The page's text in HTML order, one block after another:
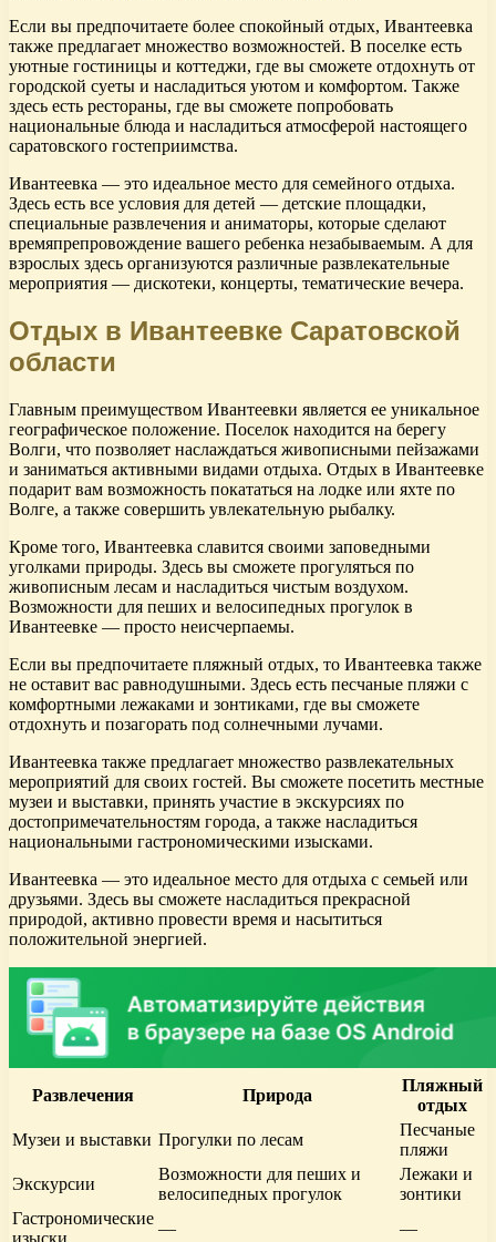
Если вы предпочитаете более спокойный отдых, Ивантеевка
также предлагает множество возможностей. В поселке есть
уютные гостиницы и коттеджи, где вы сможете отдохнуть от
городской суеты и насладиться уютом и комфортом. Также
здесь есть рестораны, где вы сможете попробовать
национальные блюда и насладиться атмосферой настоящего
саратовского гостеприимства.
Ивантеевка — это идеальное место для семейного отдыха.
Здесь есть все условия для детей — детские площадки,
специальные развлечения и аниматоры, которые сделают
времяпрепровождение вашего ребенка незабываемым. А для
взрослых здесь организуются различные развлекательные
мероприятия — дискотеки, концерты, тематические вечера.
Отдых в Ивантеевке Саратовской
области
Главным преимуществом Ивантеевки является ее уникальное
географическое положение. Поселок находится на берегу
Волги, что позволяет наслаждаться живописными пейзажами
и заниматься активными видами отдыха. Отдых в Ивантеевке
подарит вам возможность покататься на лодке или яхте по
Волге, а также совершить увлекательную рыбалку.
Кроме того, Ивантеевка славится своими заповедными
уголками природы. Здесь вы сможете прогуляться по
живописным лесам и насладиться чистым воздухом.
Возможности для пеших и велосипедных прогулок в
Ивантеевке — просто неисчерпаемы.
Если вы предпочитаете пляжный отдых, то Ивантеевка также
не оставит вас равнодушными. Здесь есть песчаные пляжи с
комфортными лежаками и зонтиками, где вы сможете
отдохнуть и позагорать под солнечными лучами.
Ивантеевка также предлагает множество развлекательных
мероприятий для своих гостей. Вы сможете посетить местные
музеи и выставки, принять участие в экскурсиях по
достопримечательностям города, а также насладиться
национальными гастрономическими изысками.
Ивантеевка — это идеальное место для отдыха с семьей или
друзьями. Здесь вы сможете насладиться прекрасной
природой, активно провести время и насытиться
положительной энергией.
Развлечения Природа
Пляжный
отдых
Музеи и выставки Прогулки по лесам
Песчаные
пляжи
Экскурсии
Возможности для пеших и
велосипедных прогулок
Лежаки и
зонтики
Гастрономические
изыски
— —